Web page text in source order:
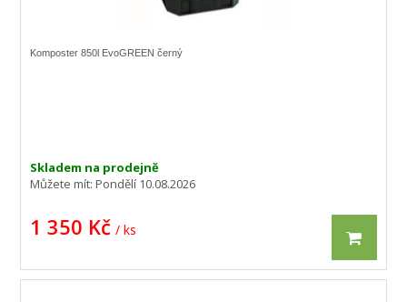
Skladem na prodejně
Můžete mít:Pondělí 10.08.2026
1 350 Kč / ks
Komposter 850l EvoGREEN černý